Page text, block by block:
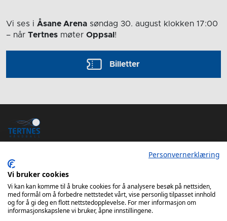
Vi ses i Åsane Arena søndag 30. august klokken 17:00
– når Tertnes møter Oppsal !
Billetter
Tertnes Håndball Elite iOS App
Tertnes Håndball Elite Android App
Personvernerklæring
Vi bruker cookies
Vi kan kan komme til å bruke cookies for å analysere besøk på nettsiden,
med formål om å forbedre nettstedet vårt, vise personlig tilpasset innhold
og for å gi deg en flott nettstedopplevelse. For mer informasjon om
informasjonskapslene vi bruker, åpne innstillingene.